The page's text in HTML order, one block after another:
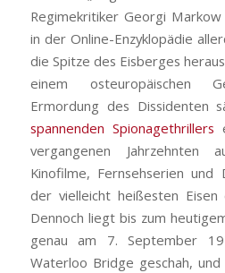
Regimekritiker Georgi
in der Online-Enzyklopädie
die Spitze des Eisberges
einem osteuropäischen
Ermordung des Dissidenten
spannenden Spionagethrillers
vergangenen Jahrzehnten
Kinofilme, Fernsehserien und
der vielleicht heißesten Eisen
Dennoch liegt bis zum
genau am 7. September
Waterloo Bridge geschah,